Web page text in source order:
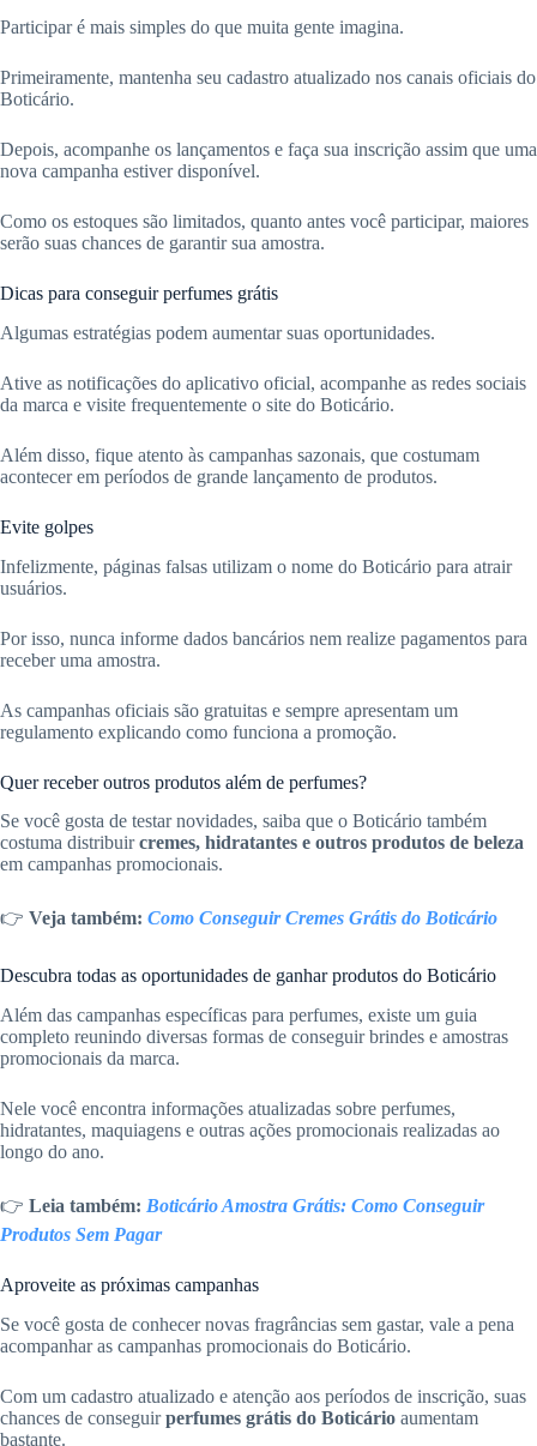
Participar é mais simples do que muita gente imagina.
Primeiramente, mantenha seu cadastro atualizado nos canais oficiais do
Boticário.
Depois, acompanhe os lançamentos e faça sua inscrição assim que uma
nova campanha estiver disponível.
Como os estoques são limitados, quanto antes você participar, maiores
serão suas chances de garantir sua amostra.
Dicas para conseguir perfumes grátis
Algumas estratégias podem aumentar suas oportunidades.
Ative as notificações do aplicativo oficial, acompanhe as redes sociais
da marca e visite frequentemente o site do Boticário.
Além disso, fique atento às campanhas sazonais, que costumam
acontecer em períodos de grande lançamento de produtos.
Evite golpes
Infelizmente, páginas falsas utilizam o nome do Boticário para atrair
usuários.
Por isso, nunca informe dados bancários nem realize pagamentos para
receber uma amostra.
As campanhas oficiais são gratuitas e sempre apresentam um
regulamento explicando como funciona a promoção.
Quer receber outros produtos além de perfumes?
Se você gosta de testar novidades, saiba que o Boticário também
costuma distribuircremes, hidratantes e outros produtos de beleza
em campanhas promocionais.
👉 Veja também: Como Conseguir Cremes Grátis do Boticário
Descubra todas as oportunidades de ganhar produtos do Boticário
Além das campanhas específicas para perfumes, existe um guia
completo reunindo diversas formas de conseguir brindes e amostras
promocionais da marca.
Nele você encontra informações atualizadas sobre perfumes,
hidratantes, maquiagens e outras ações promocionais realizadas ao
longo do ano.
👉 Leia também: Boticário Amostra Grátis: Como Conseguir
Produtos Sem Pagar
Aproveite as próximas campanhas
Se você gosta de conhecer novas fragrâncias sem gastar, vale a pena
acompanhar as campanhas promocionais do Boticário.
Com um cadastro atualizado e atenção aos períodos de inscrição, suas
chances de conseguirperfumes grátis do Boticário aumentam
bastante.